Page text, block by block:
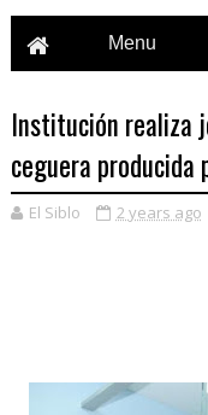
Institución realiza
ceguera producida
El Siblo 2 years ago